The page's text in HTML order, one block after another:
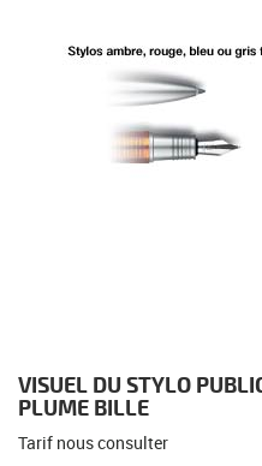
VISUEL DU STYLO
PLUME BILLE
Tarif nous consulter